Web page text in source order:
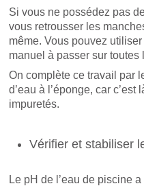
Si vous ne possédez pas
vous retrousser les
même. Vous pouvez
manuel à passer sur toutes
On complète ce travail par
d’eau à l’éponge, car
impuretés.
Vérifier et stabiliser
Le pH de l’eau de piscine